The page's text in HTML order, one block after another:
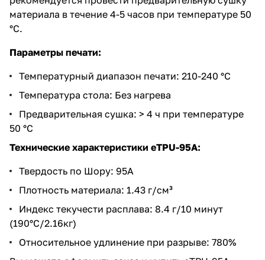
материала в течение 4-5 часов при температуре 50
°C.
Параметры печати:
Температурный диапазон печати: 210-240 °C
Температура стола: Без нагрева
Предварительная сушка: > 4 ч при температуре
50 °C
Технические характеристики eTPU-95A:
Твердость по Шору: 95A
Плотность материала: 1.43 г/см³
Индекс текучести расплава: 8.4 г/10 минут
(190°C/2.16кг)
Относительное удлинение при разрыве: 780%